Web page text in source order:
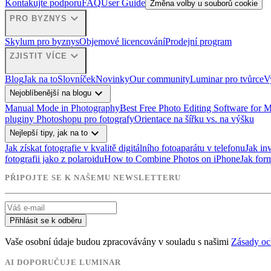
Kontakujte podporuFAQUser Guide Změna volby u souborů cookie
PRO BYZNYS expand_more
Skylum pro byznysObjemové licencováníProdejní program
ZJISTIT VÍCE expand_more
BlogJak na toSlovníčekNovinkyOur communityLuminar pro tvůrce
Nejoblíbenější na blogu expand_more
Manual Mode in PhotographyBest Free Photo Editing Software for
pluginy Photoshopu pro fotografyOrientace na šířku vs. na výšku
Nejlepší tipy, jak na to expand_more
Jak získat fotografie v kvalitě digitálního fotoaparátu v telefonuJak
fotografii jako z polaroiduHow to Combine Photos on iPhoneJak
PŘIPOJTE SE K NAŠEMU NEWSLETTERU
Přihlásit se k odběru
Vaše osobní údaje budou zpracovávány v souladu s našimi Zásady
AI DOPORUČUJE LUMINAR